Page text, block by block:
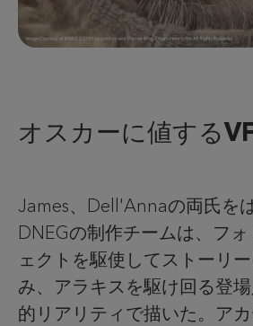
オスカーに値する
James、Dell'Annaの両氏を
DNEGの制作チームは、フ
ェクトを駆使してストーリ
み、アラキスを駆け回る登
的リアリティで描いた。ア